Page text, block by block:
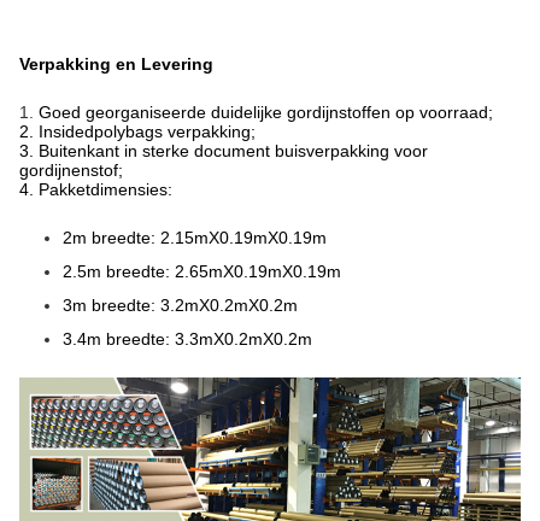
Verpakking en Levering
1. Goed georganiseerde duidelijke gordijnstoffen op voorraad;
2. Insidedpolybags verpakking;
3. Buitenkant in sterke document buisverpakking voor
gordijnenstof;
4. Pakketdimensies:
2m breedte: 2.15mX0.19mX0.19m
2.5m breedte: 2.65mX0.19mX0.19m
3m breedte: 3.2mX0.2mX0.2m
3.4m breedte: 3.3mX0.2mX0.2m